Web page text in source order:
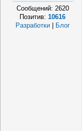
Сообщений: 2620
Позитив:10616
Разработки
Блог